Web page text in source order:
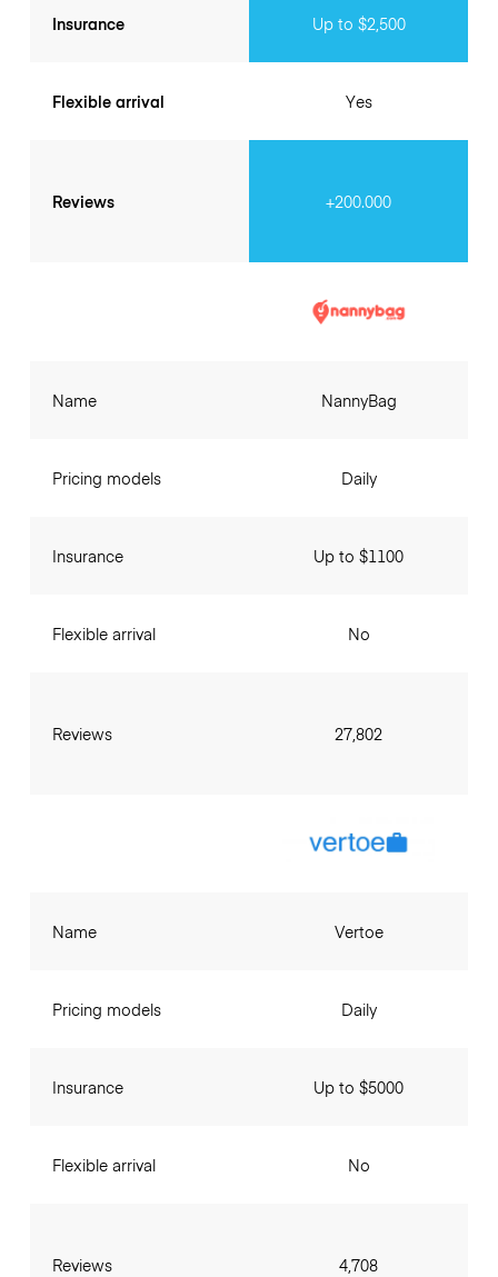
Insurance
Flexible arrival
Reviews
Up to $2,500
Yes
+200.000
Name
Pricing models
Insurance
Flexible arrival
Reviews
NannyBag
Daily
Up to $1100
No
27,802
Name
Pricing models
Insurance
Flexible arrival
Reviews
Vertoe
Daily
Up to $5000
No
4,708